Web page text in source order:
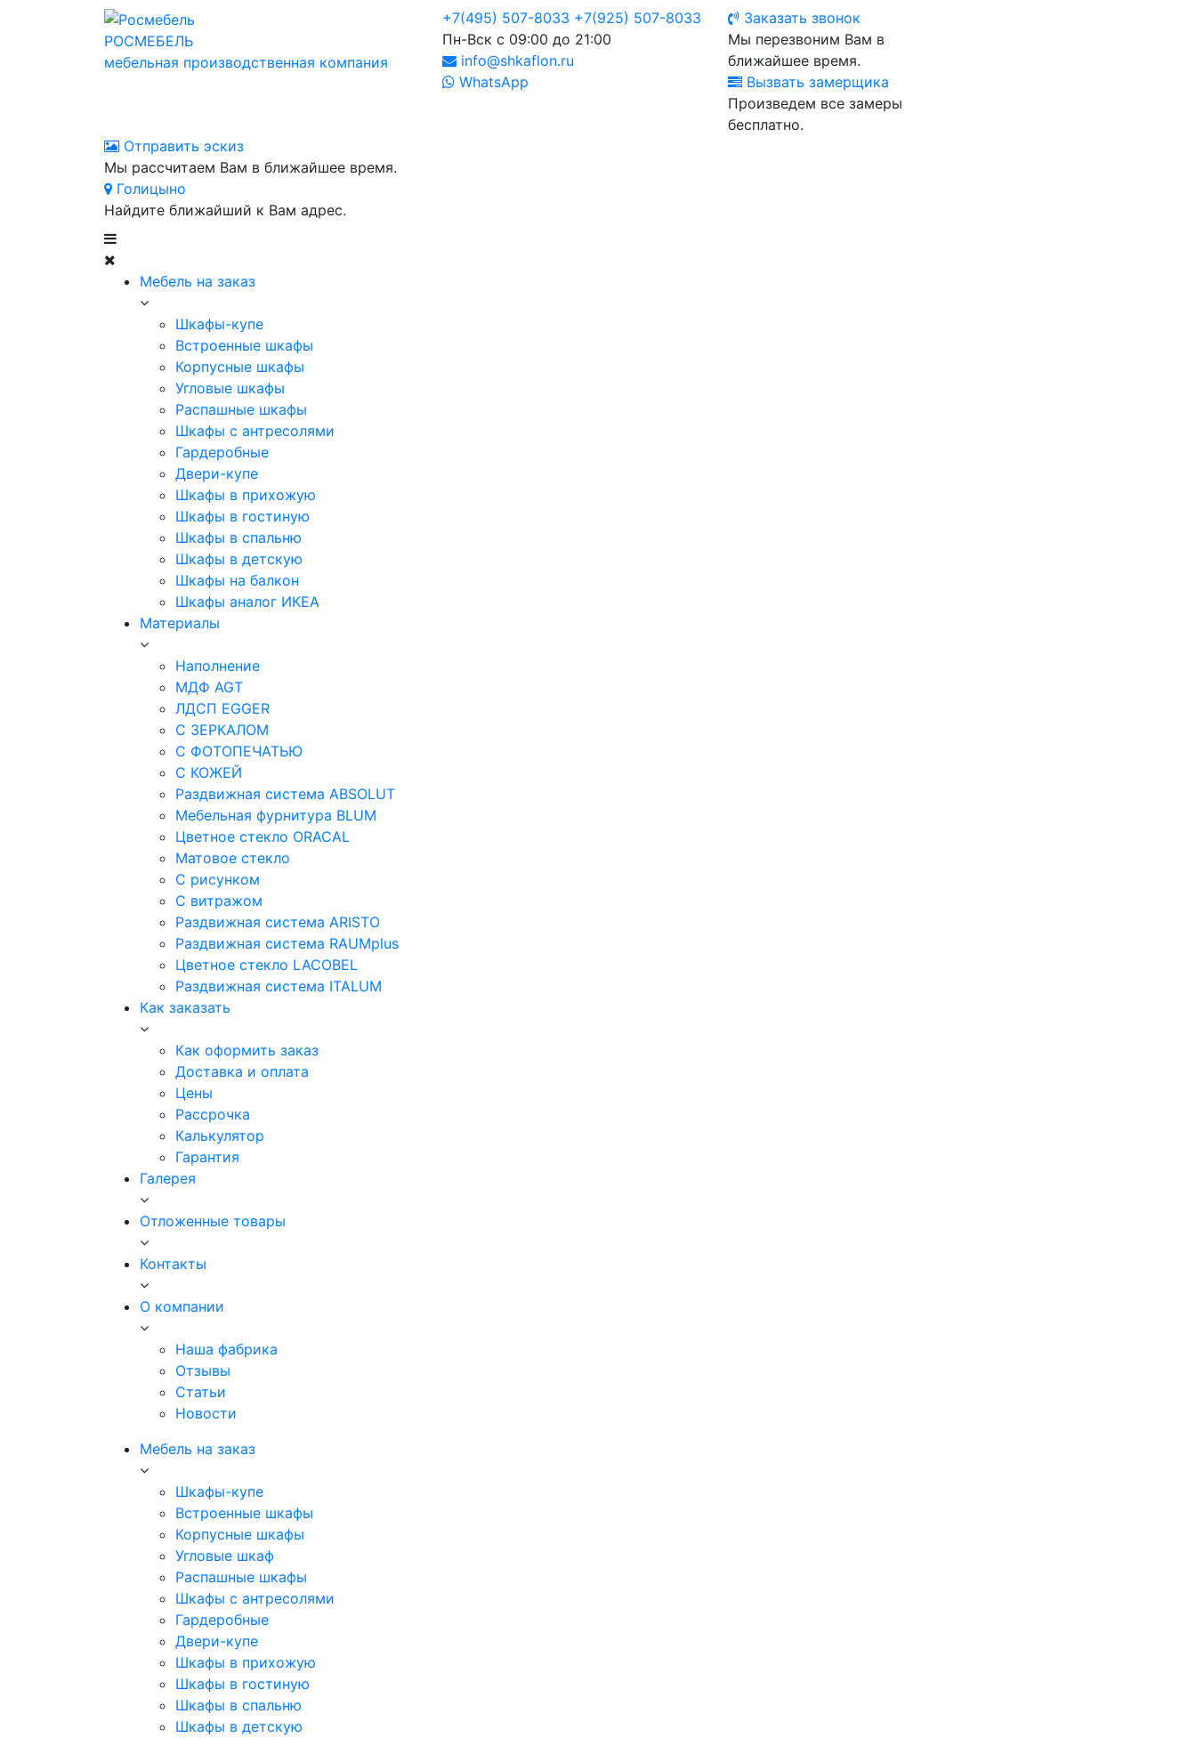
РОСМЕБЕЛЬ
мебельная производственная компания
+7(495) 507-8033 +7(925) 507-8033
Пн-Вск с 09:00 до 21:00
info@shkaflon.ru
WhatsApp
Заказать звонок
Мы перезвоним Вам в
ближайшее время.
Вызвать замерщика
Произведем все замеры
бесплатно.
Отправить эскиз
Мы рассчитаем Вам в ближайшее время.
Голицыно
Найдите ближайший к Вам адрес.
Мебель на заказ
Шкафы-купе
Встроенные шкафы
Корпусные шкафы
Угловые шкафы
Распашные шкафы
Шкафы с антресолями
Гардеробные
Двери-купе
Шкафы в прихожую
Шкафы в гостиную
Шкафы в спальню
Шкафы в детскую
Шкафы на балкон
Шкафы аналог ИКЕА
Материалы
Наполнение
МДФ AGT
ЛДСП EGGER
С ЗЕРКАЛОМ
С ФОТОПЕЧАТЬЮ
С КОЖЕЙ
Раздвижная система ABSOLUT
Мебельная фурнитура BLUM
Цветное стекло ORACAL
Матовое стекло
C рисунком
C витражом
Раздвижная система ARISTO
Раздвижная система RAUMplus
Цветное стекло LACOBEL
Раздвижная система ITALUM
Как заказать
Как оформить заказ
Доставка и оплата
Цены
Рассрочка
Калькулятор
Гарантия
Галерея
Отложенные товары
Контакты
О компании
Наша фабрика
Отзывы
Статьи
Новости
Мебель на заказ
Шкафы-купе
Встроенные шкафы
Корпусные шкафы
Угловые шкаф
Распашные шкафы
Шкафы с антресолями
Гардеробные
Двери-купе
Шкафы в прихожую
Шкафы в гостиную
Шкафы в спальню
Шкафы в детскую